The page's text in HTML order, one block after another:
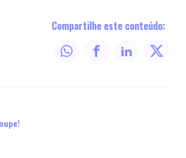
Compartilhe este conteúdo: